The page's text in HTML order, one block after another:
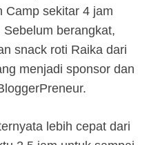
Camp sekitar 4 jam
berangkat,
snack roti Raika dari
menjadi sponsor dan
lebih cepat dari